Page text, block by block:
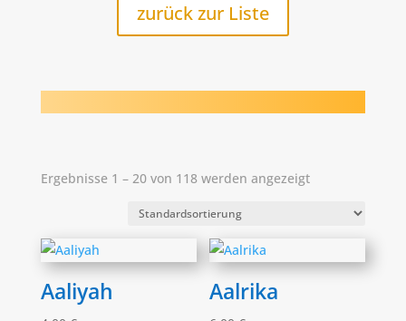
zurück zur Liste
Ergebnisse 1 – 20 von 118 werden angezeigt
Aaliyah Aalrika